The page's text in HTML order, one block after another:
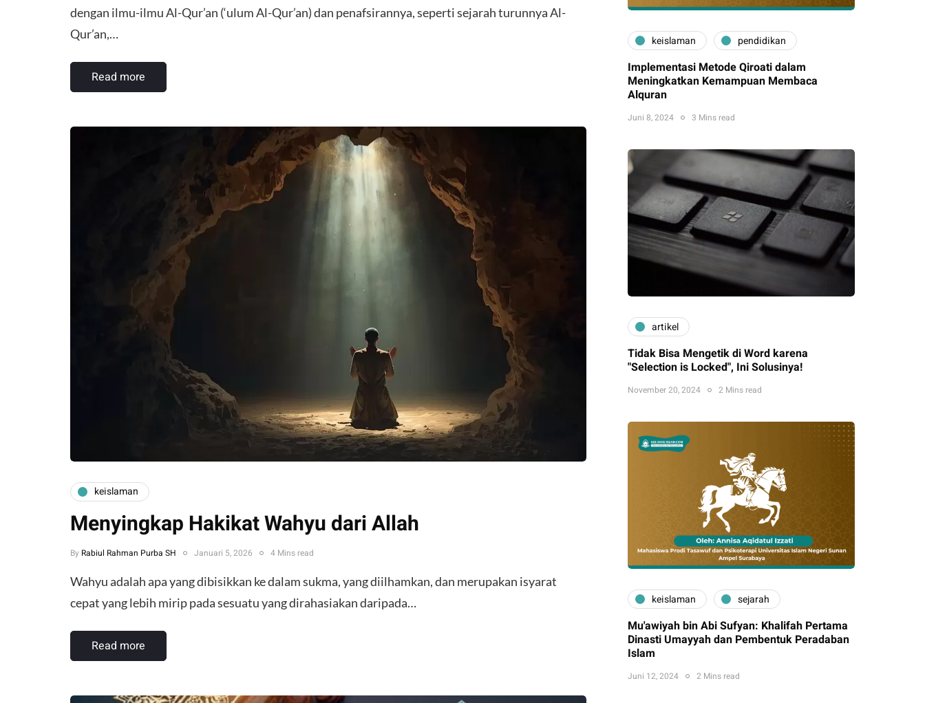
dengan ilmu-ilmu Al-Qur’an (‘ulum Al-Qur’an) dan penafsirannya, seperti sejarah turunnya Al-
Qur’an,…
Read more
keislaman
Menyingkap Hakikat Wahyu dari Allah
By Rabiul Rahman Purba SH Januari 5, 2026 4 Mins read
Wahyu adalah apa yang dibisikkan ke dalam sukma, yang diilhamkan, dan merupakan isyarat
cepat yang lebih mirip pada sesuatu yang dirahasiakan daripada…
Read more
keislaman pendidikan
Implementasi Metode Qiroati dalam
Meningkatkan Kemampuan Membaca
Alquran
Juni 8, 2024 3 Mins read
artikel
Tidak Bisa Mengetik di Word karena
"Selection is Locked", Ini Solusinya!
November 20, 2024 2 Mins read
keislaman sejarah
Mu'awiyah bin Abi Sufyan: Khalifah Pertama
Dinasti Umayyah dan Pembentuk Peradaban
Islam
Juni 12, 2024 2 Mins read